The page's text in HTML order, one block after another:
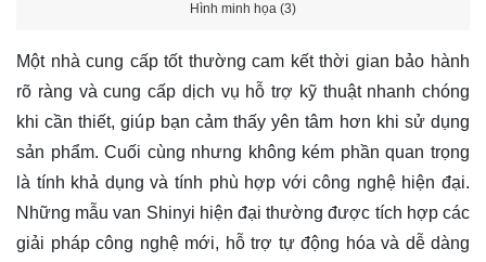
Hình minh họa (3)
Một nhà cung cấp tốt thường cam kết thời gian bảo hành
rõ ràng và cung cấp dịch vụ hỗ trợ kỹ thuật nhanh chóng
khi cần thiết, giúp bạn cảm thấy yên tâm hơn khi sử dụng
sản phẩm. Cuối cùng nhưng không kém phần quan trọng
là tính khả dụng và tính phù hợp với công nghệ hiện đại.
Những mẫu van Shinyi hiện đại thường được tích hợp các
giải pháp công nghệ mới, hỗ trợ tự động hóa và dễ dàng